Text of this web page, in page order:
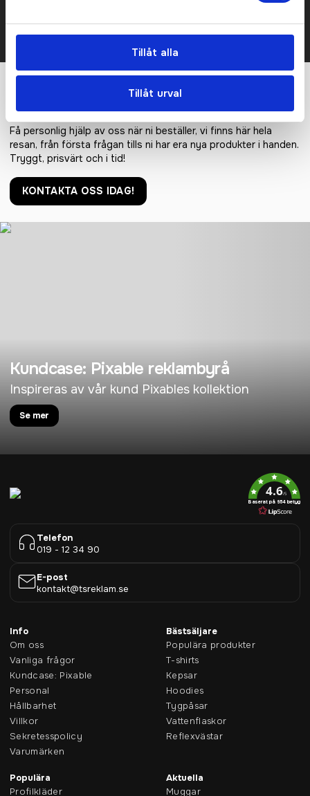
Tillåt alla
Tillåt urval
Vi hjälper er!
Få personlig hjälp av oss när ni beställer, vi finns här hela
resan, från första frågan tills ni har era nya produkter i handen.
Tryggt, prisvärt och i tid!
KONTAKTA OSS IDAG!
Kundcase: Pixable reklambyrå
Inspireras av vår kund Pixables kollektion
Se mer
4.6/5
Baserat på 954 betyg
Telefon
019 - 12 34 90
E-post
kontakt@tsreklam.se
Info
Om oss
Vanliga frågor
Kundcase: Pixable
Personal
Hållbarhet
Villkor
Sekretesspolicy
Varumärken
Bästsäljare
Populära produkter
T-shirts
Kepsar
Hoodies
Tygpåsar
Vattenflaskor
Reflexvästar
Populära
Profilkläder
Aktuella
Muggar